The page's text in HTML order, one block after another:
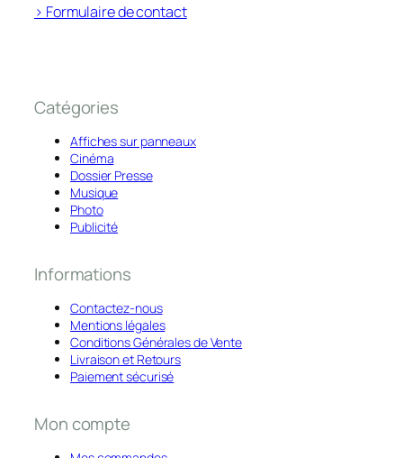
> Formulaire de contact
Catégories
Affiches sur panneaux
Cinéma
Dossier Presse
Musique
Photo
Publicité
Informations
Contactez-nous
Mentions légales
Conditions Générales de Vente
Livraison et Retours
Paiement sécurisé
Mon compte